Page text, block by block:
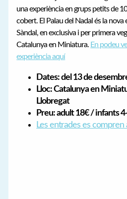
una experiència en grups petits de
cobert. El Palau del Nadal és la
Sàndal, en exclusiva i per primera
Catalunya en Miniatura. En podeu
experiència aquí
Dates: del 13 de
Lloc: Catalunya en
Llobregat
Preu: adult 18€ / infants
Les entrades es compren